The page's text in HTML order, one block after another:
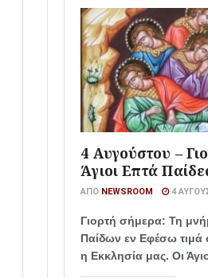
4 Αυγούστου –
Άγιοι Επτά
ΑΠΌ NEWSROOM 4
Γιορτή σήμερα: Τη
Παίδων εν Εφέσω
η Εκκλησία μας. Οι